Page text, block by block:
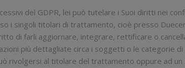
del GDPR, lei può tutelare i Suoi diritti nei
i singoli titolari di trattamento, cioè presso
di farli aggiornare, integrare, rettificare o
più dettagliate circa i soggetti o le categorie
rivolgersi al titolare del trattamento oppure ad un